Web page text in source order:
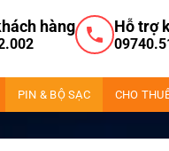
hàng Hỗ trợ
PIN & BỘ SẠC CHO